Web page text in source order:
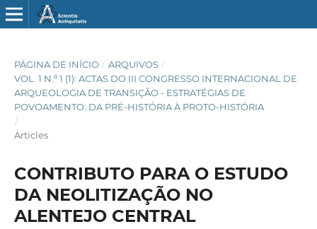
PÁGINA DE INÍCIO / ARQUIVOS /
VOL. 1 N.º 1 (1): ACTAS DO III CONGRESSO INTERNACIONAL DE
ARQUEOLOGIA DE TRANSIÇÃO - ESTRATÉGIAS DE
POVOAMENTO: DA PRÉ-HISTÓRIA À PROTO-HISTÓRIA
/
Articles
CONTRIBUTO PARA O ESTUDO
DA NEOLITIZAÇÃO NO
ALENTEJO CENTRAL